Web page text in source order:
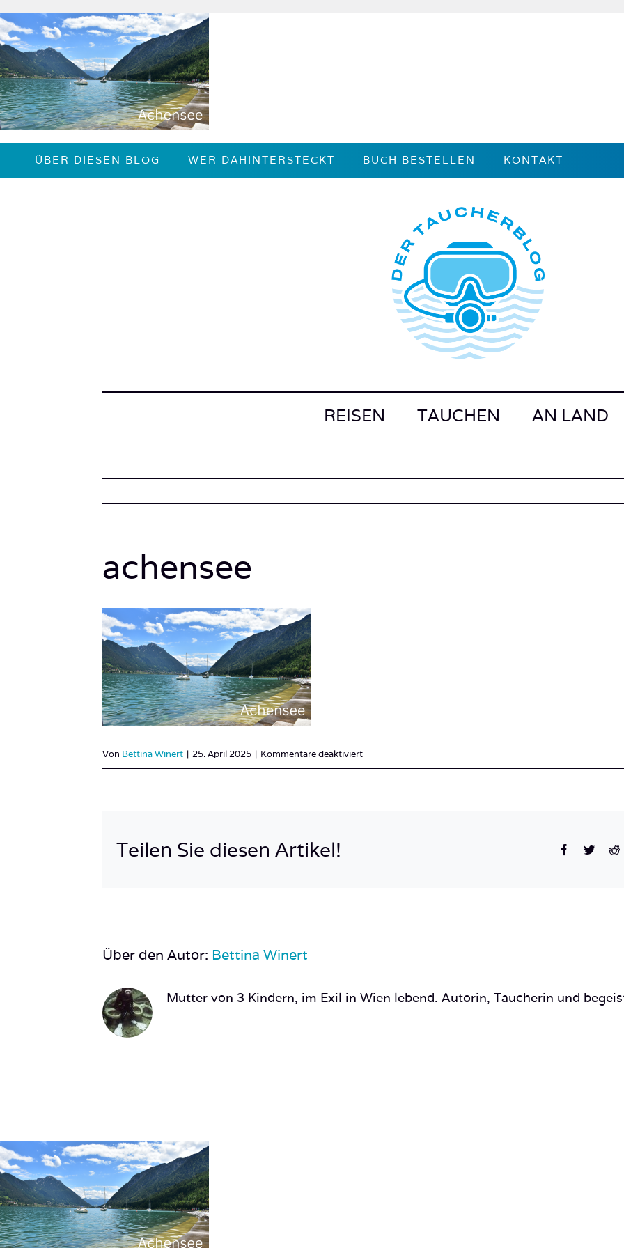
Zum
Inhalt
springen
ÜBER DIESEN BLOG WER DAHINTERSTECKT BUCH BESTELLEN KONTAKT
REISEN TAUCHEN AN LAND
achensee
Von Bettina Winert | 25. April 2025 | Kommentare deaktiviertfür
Teilen Sie diesen Artikel! Facebook
Twitter
Über den Autor: Bettina Winert
Mutter von 3 Kindern, im Exil in Wien lebend. Autorin, Taucherin und